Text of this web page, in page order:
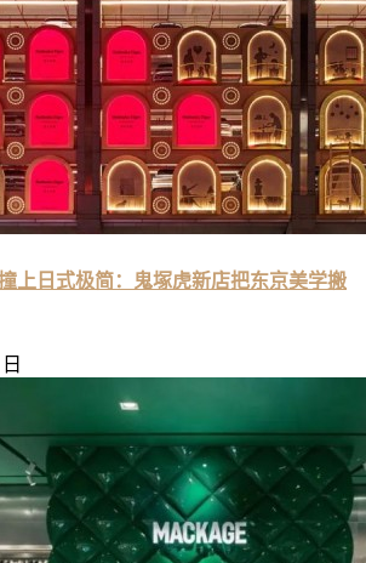
上日式极简：鬼塚虎新店把东京美学搬